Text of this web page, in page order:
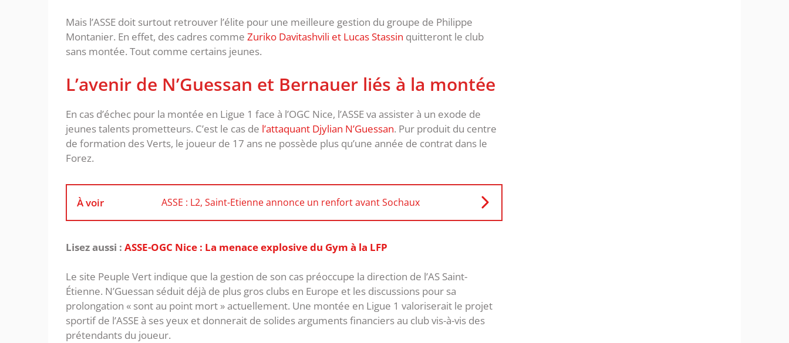
Mais l’ASSE doit surtout retrouver l’élite pour une meilleure gestion du groupe de Philippe
Montanier. En effet, des cadres comme Zuriko Davitashvili et Lucas Stassin quitteront le club
sans montée. Tout comme certains jeunes.
L’avenir de N’Guessan et Bernauer liés à la montée
En cas d’échec pour la montée en Ligue 1 face à l’OGC Nice, l’ASSE va assister à un exode de
jeunes talents prometteurs. C’est le cas de l’attaquant Djylian N’Guessan. Pur produit du centre
de formation des Verts, le joueur de 17 ans ne possède plus qu’une année de contrat dans le
Forez.
À voir ASSE : L2, Saint-Etienne annonce un renfort avant Sochaux
Lisez aussi : ‎ASSE-OGC Nice : La menace explosive du Gym à la LFP
Le site Peuple Vert indique que la gestion de son cas préoccupe la direction de l’AS Saint-
Étienne. N’Guessan séduit déjà de plus gros clubs en Europe et les discussions pour sa
prolongation « sont au point mort » actuellement. Une montée en Ligue 1 valoriserait le projet
sportif de l’ASSE à ses yeux et donnerait de solides arguments financiers au club vis-à-vis des
prétendants du joueur.